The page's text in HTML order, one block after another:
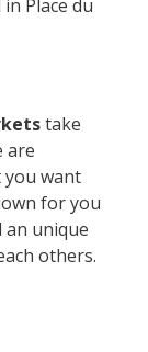
Place du
take
are
you want
for you
an unique
others.